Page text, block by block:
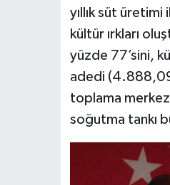
yıllık süt üretimi
kültür ırkları
yüzde 77’sini,
adedi
toplama
soğutma tankı